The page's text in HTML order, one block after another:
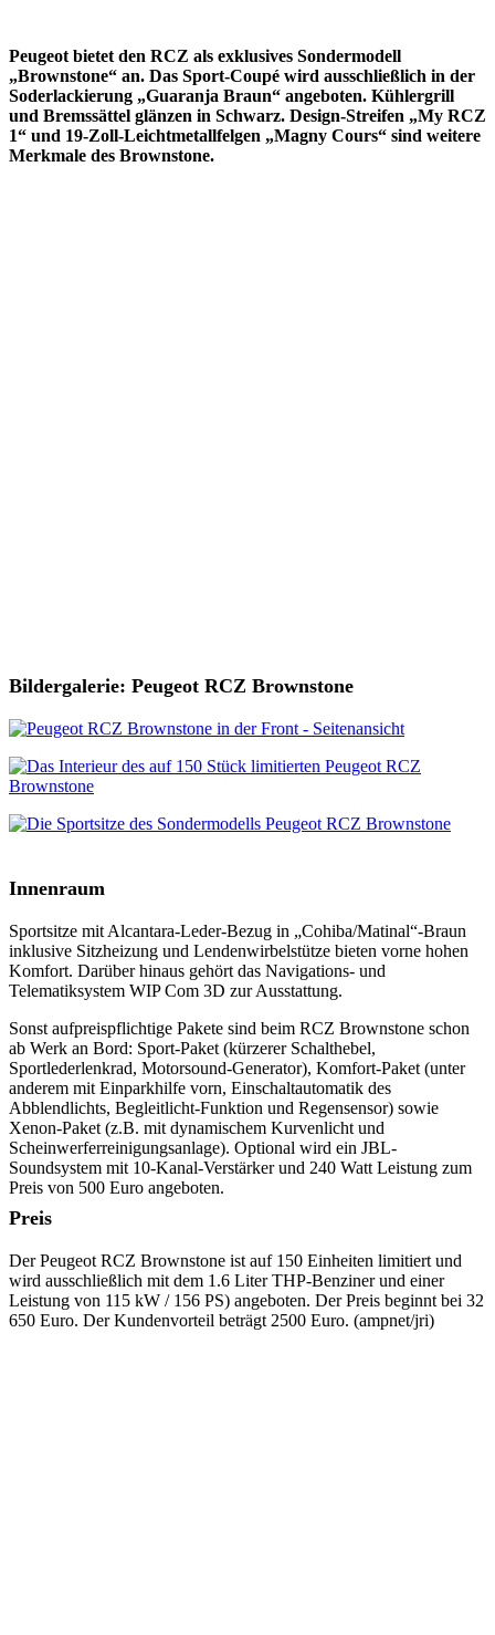
Peugeot bietet den RCZ als exklusives Sondermodell
„Brownstone“ an. Das Sport-Coupé wird ausschließlich in der
Soderlackierung „Guaranja Braun“ angeboten. Kühlergrill
und Bremssättel glänzen in Schwarz. Design-Streifen „My RCZ
1“ und 19-Zoll-Leichtmetallfelgen „Magny Cours“ sind weitere
Merkmale des Brownstone.
Bildergalerie: Peugeot RCZ Brownstone
Innenraum
Sportsitze mit Alcantara-Leder-Bezug in „Cohiba/Matinal“-Braun
inklusive Sitzheizung und Lendenwirbelstütze bieten vorne hohen
Komfort. Darüber hinaus gehört das Navigations- und
Telematiksystem WIP Com 3D zur Ausstattung.
Sonst aufpreispflichtige Pakete sind beim RCZ Brownstone schon
ab Werk an Bord: Sport-Paket (kürzerer Schalthebel,
Sportlederlenkrad, Motorsound-Generator), Komfort-Paket (unter
anderem mit Einparkhilfe vorn, Einschaltautomatik des
Abblendlichts, Begleitlicht-Funktion und Regensensor) sowie
Xenon-Paket (z.B. mit dynamischem Kurvenlicht und
Scheinwerferreinigungsanlage). Optional wird ein JBL-
Soundsystem mit 10-Kanal-Verstärker und 240 Watt Leistung zum
Preis von 500 Euro angeboten.
Preis
Der Peugeot RCZ Brownstone ist auf 150 Einheiten limitiert und
wird ausschließlich mit dem 1.6 Liter THP-Benziner und einer
Leistung von 115 kW / 156 PS) angeboten. Der Preis beginnt bei 32
650 Euro. Der Kundenvorteil beträgt 2500 Euro. (ampnet/jri)